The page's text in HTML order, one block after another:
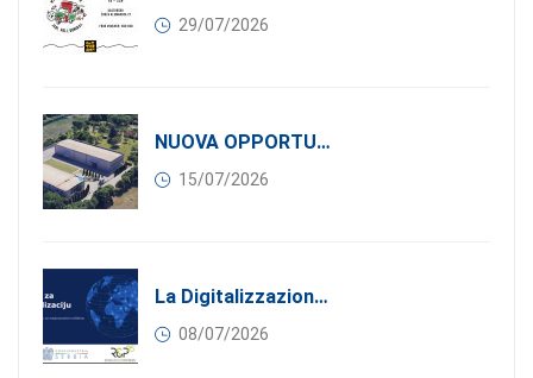
29/07/2026
NUOVA OPPORTUNITÀ DI BUSINESS PER I SOCI DI CONFINDUSTRIA SERBIA: Affitasi Un Moderno Capannone Industriale A Pančevo – 1.200 M² Nella Zona Industriale
15/07/2026
La Digitalizzazione Come Motore Dell’internazionalizzazione
08/07/2026